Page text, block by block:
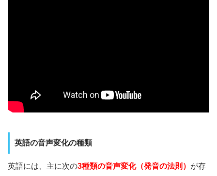
英語の音声変化の種類
英語には、主に次の3種類の音声変化（発音の法則） が存